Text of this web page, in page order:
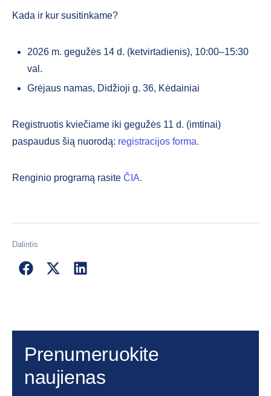
Kada ir kur susitinkame?
2026 m. gegužės 14 d. (ketvirtadienis), 10:00–15:30
val.
Grėjaus namas, Didžioji g. 36, Kėdainiai
Registruotis kviečiame iki gegužės 11 d. (imtinai)
paspaudus šią nuorodą: registracijos forma.
Renginio programą rasite ČIA.
Dalintis
Prenumeruokite
naujienas